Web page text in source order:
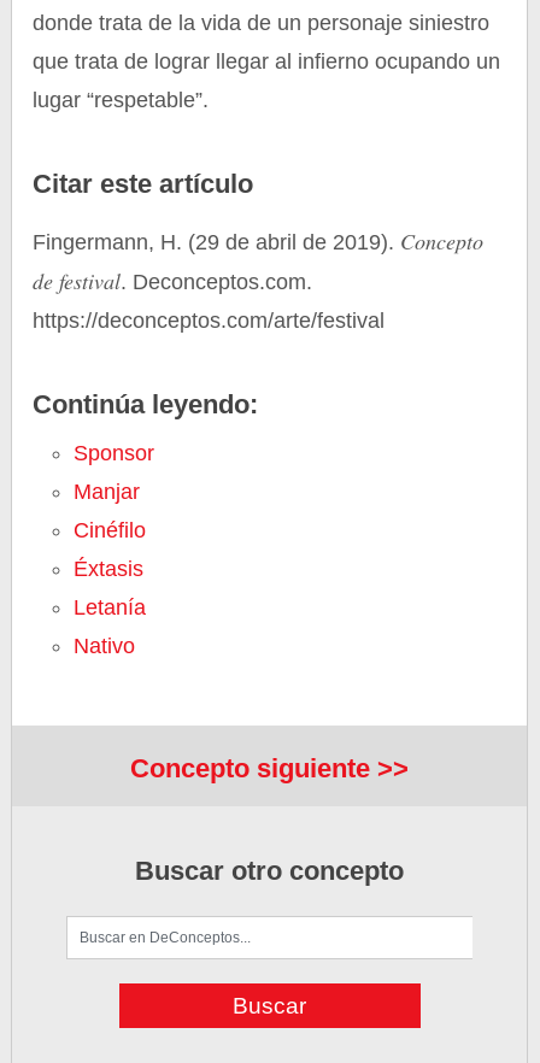
donde trata de la vida de un personaje siniestro
que trata de lograr llegar al infierno ocupando un
lugar “respetable”.
Citar este artículo
Fingermann, H. (29 de abril de 2019). Concepto
de festival. Deconceptos.com.
https://deconceptos.com/arte/festival
Continúa leyendo:
Sponsor
Manjar
Cinéfilo
Éxtasis
Letanía
Nativo
Concepto siguiente >>
Buscar otro concepto